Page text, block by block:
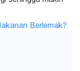
Berlemak?